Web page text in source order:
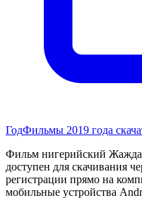
ГодФильмы 2019 года
Фильм нигерийский Жажда
доступен для скачивания
регистрации прямо на
мобильные устройства